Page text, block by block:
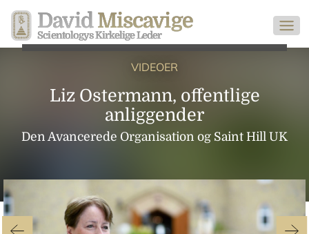
David Miscavige
Scientologys Kirkelige Leder
VIDEOER
Liz Ostermann, offentlige
anliggender
Den Avancerede Organisation og Saint Hill UK